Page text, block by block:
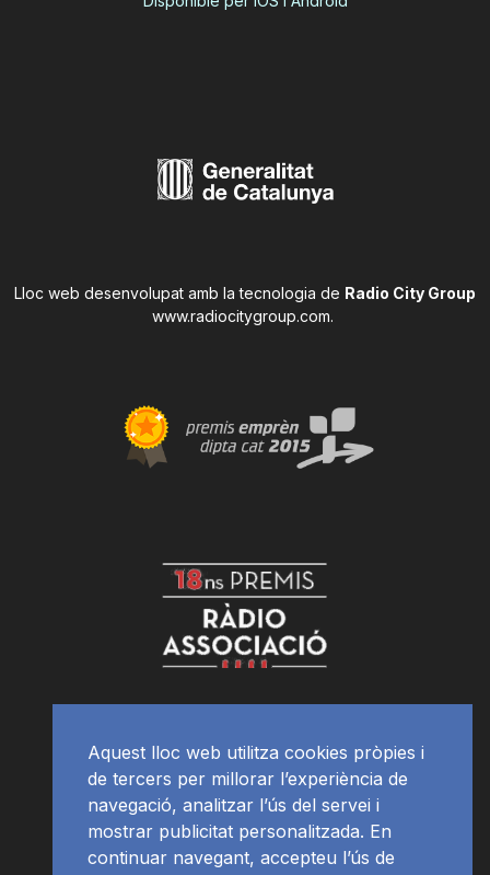
Lloc web desenvolupat amb la tecnologia de Radio City Group
www.radiocitygroup.com.
Aquest lloc web utilitza cookies pròpies i
de tercers per millorar l’experiència de
navegació, analitzar l’ús del servei i
mostrar publicitat personalitzada. En
continuar navegant, accepteu l’ús de